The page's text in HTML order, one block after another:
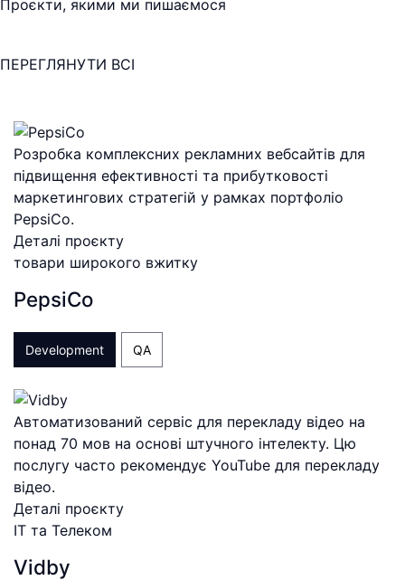
Проєкти, якими ми пишаємося
ПЕРЕГЛЯНУТИ ВСІ
Розробка комплексних рекламних вебсайтів для
підвищення ефективності та прибутковості
маркетингових стратегій у рамках портфоліо
PepsiCo.
Деталі проєкту
товари широкого вжитку
PepsiCo
Development QA
Автоматизований сервіс для перекладу відео на
понад 70 мов на основі штучного інтелекту. Цю
послугу часто рекомендує YouTube для перекладу
відео.
Деталі проєкту
ІТ та Телеком
Vidby